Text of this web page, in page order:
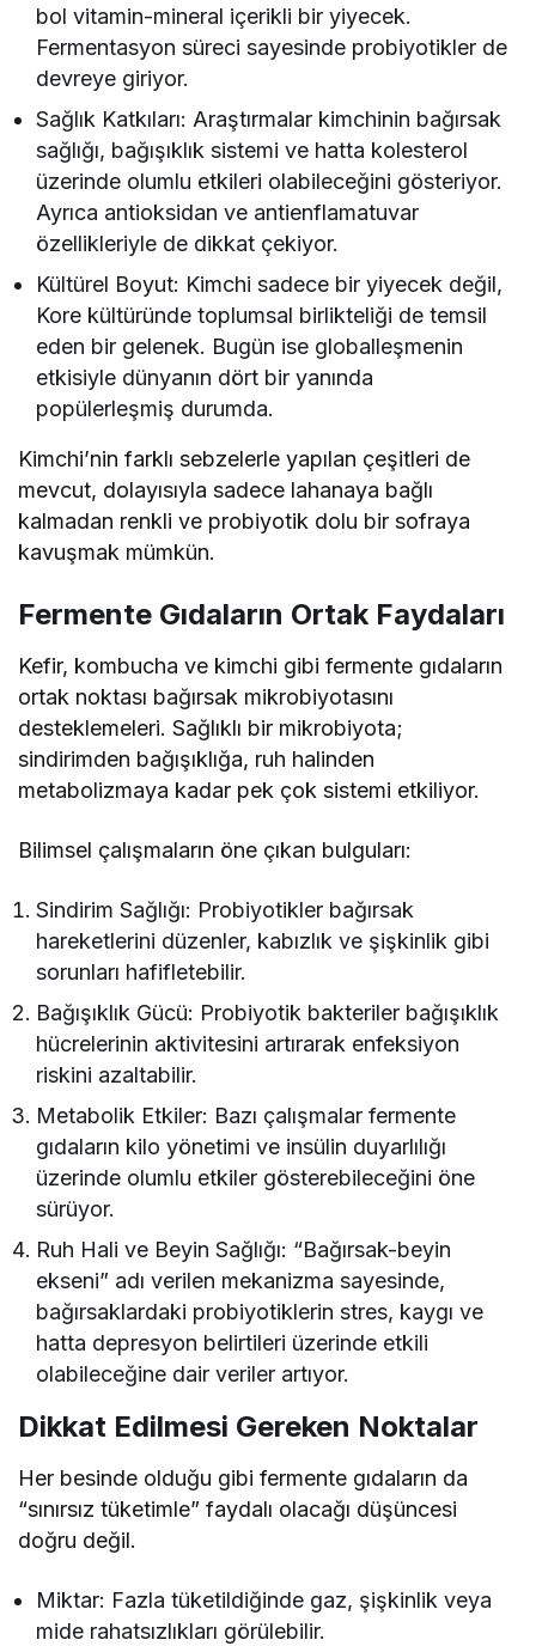
bol vitamin-mineral içerikli bir yiyecek.
Fermentasyon süreci sayesinde probiyotikler de
devreye giriyor.
Sağlık Katkıları: Araştırmalar kimchinin bağırsak
sağlığı, bağışıklık sistemi ve hatta kolesterol
üzerinde olumlu etkileri olabileceğini gösteriyor.
Ayrıca antioksidan ve antienflamatuvar
özellikleriyle de dikkat çekiyor.
Kültürel Boyut: Kimchi sadece bir yiyecek değil,
Kore kültüründe toplumsal birlikteliği de temsil
eden bir gelenek. Bugün ise globalleşmenin
etkisiyle dünyanın dört bir yanında
popülerleşmiş durumda.
Kimchi’nin farklı sebzelerle yapılan çeşitleri de
mevcut, dolayısıyla sadece lahanaya bağlı
kalmadan renkli ve probiyotik dolu bir sofraya
kavuşmak mümkün.
Fermente Gıdaların Ortak Faydaları
Kefir, kombucha ve kimchi gibi fermente gıdaların
ortak noktası bağırsak mikrobiyotasını
desteklemeleri. Sağlıklı bir mikrobiyota;
sindirimden bağışıklığa, ruh halinden
metabolizmaya kadar pek çok sistemi etkiliyor.
Bilimsel çalışmaların öne çıkan bulguları:
Sindirim Sağlığı: Probiyotikler bağırsak
hareketlerini düzenler, kabızlık ve şişkinlik gibi
sorunları hafifletebilir.
Bağışıklık Gücü: Probiyotik bakteriler bağışıklık
hücrelerinin aktivitesini artırarak enfeksiyon
riskini azaltabilir.
Metabolik Etkiler: Bazı çalışmalar fermente
gıdaların kilo yönetimi ve insülin duyarlılığı
üzerinde olumlu etkiler gösterebileceğini öne
sürüyor.
Ruh Hali ve Beyin Sağlığı: “Bağırsak-beyin
ekseni” adı verilen mekanizma sayesinde,
bağırsaklardaki probiyotiklerin stres, kaygı ve
hatta depresyon belirtileri üzerinde etkili
olabileceğine dair veriler artıyor.
Dikkat Edilmesi Gereken Noktalar
Her besinde olduğu gibi fermente gıdaların da
“sınırsız tüketimle” faydalı olacağı düşüncesi
doğru değil.
Miktar: Fazla tüketildiğinde gaz, şişkinlik veya
mide rahatsızlıkları görülebilir.